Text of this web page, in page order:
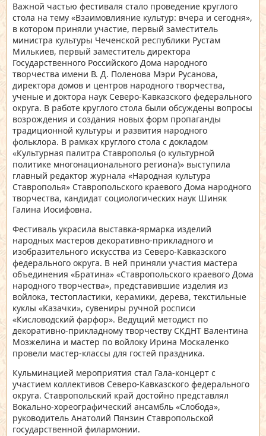
Важной частью фестиваля стало проведение круглого
стола на тему «Взаимовлияние культур: вчера и сегодня»,
в котором приняли участие, первый заместитель
министра культуры Чеченской республики Рустам
Милькиев, первый заместитель директора
Государственного Российского Дома народного
творчества имени В. Д. Поленова Мэри Русанова,
директора домов и центров народного творчества,
ученые и доктора наук Северо-Кавказского федерального
округа. В работе круглого стола были обсуждены вопросы
возрождения и создания новых форм пропаганды
традиционной культуры и развития народного
фольклора. В рамках круглого стола с докладом
«Культурная палитра Ставрополья (о культурной
политике многонационального региона)» выступила
главный редактор журнала «Народная культура
Ставрополья» Ставропольского краевого Дома народного
творчества, кандидат социологических наук Шиняк
Галина Иосифовна.
Фестиваль украсила выставка-ярмарка изделий
народных мастеров декоративно-прикладного и
изобразительного искусства из Северо-Кавказского
федерального округа. В ней приняли участия мастера
объединения «Братина» «Ставропольского краевого Дома
народного творчества», представившие изделия из
войлока, тестопластики, керамики, дерева, текстильные
куклы «Казачки», сувениры ручной росписи
«Кисловодский фарфор». Ведущий методист по
декоративно-прикладному творчеству СКДНТ Валентина
Мозжелина и мастер по войлоку Ирина Москаленко
провели мастер-классы для гостей праздника.
Кульминацией мероприятия стал Гала-концерт с
участием коллективов Северо-Кавказского федерального
округа. Ставропольский край достойно представлял
Вокально-хореографический ансамбль «Слобода»,
руководитель Анатолий Пянзин Ставропольской
государственной филармонии.